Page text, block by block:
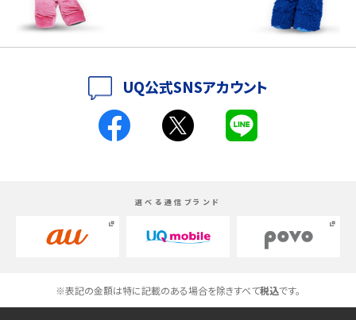
iPhone 16とiPhone 15の違いは？カメラ・スペック・機能を徹底比較
スマホが高い理由は？購入費用を抑える方法や端末を選ぶ時の注意点を解説！
高校生にスマホ制限は必要？所持率やメリット・デメリットを詳しく紹介
スマホのネット通信速度が遅い原因は？すぐできる対処法や見直すポイントを解
UQ公式SNSアカウント
選べる通信ブランド
※表記の金額は特に記載のある場合を除きすべて税込です。